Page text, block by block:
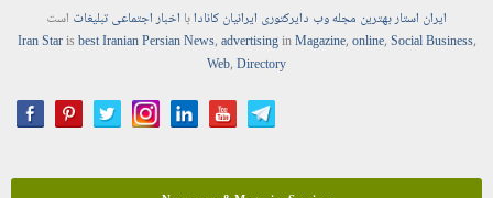
ایران استاربهترین مجلهوب دایرکتوری ایرانیان کانادابا اخباراجتماعیتبلیغات است
Iran Starisbest Iranian PersianNews,advertisinginMagazine,online,Social Business,
Web,Directory